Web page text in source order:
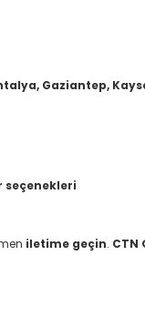
Gaziantep,
seçenekleri
iletime geçin. CTN